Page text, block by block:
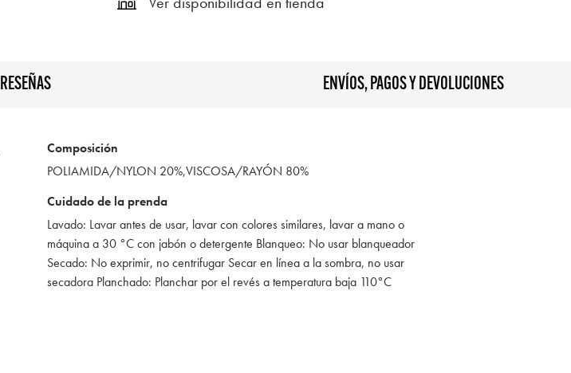
RESEÑAS ENVÍOS, PAGOS Y DEVOLUCIONES
Composición
POLIAMIDA/NYLON 20%,VISCOSA/RAYÓN 80%
Cuidado de la prenda
Lavado: Lavar antes de usar, lavar con colores similares, lavar a mano o
máquina a 30 °C con jabón o detergente Blanqueo: No usar blanqueador
Secado: No exprimir, no centrifugar Secar en línea a la sombra, no usar
secadora Planchado: Planchar por el revés a temperatura baja 110°C